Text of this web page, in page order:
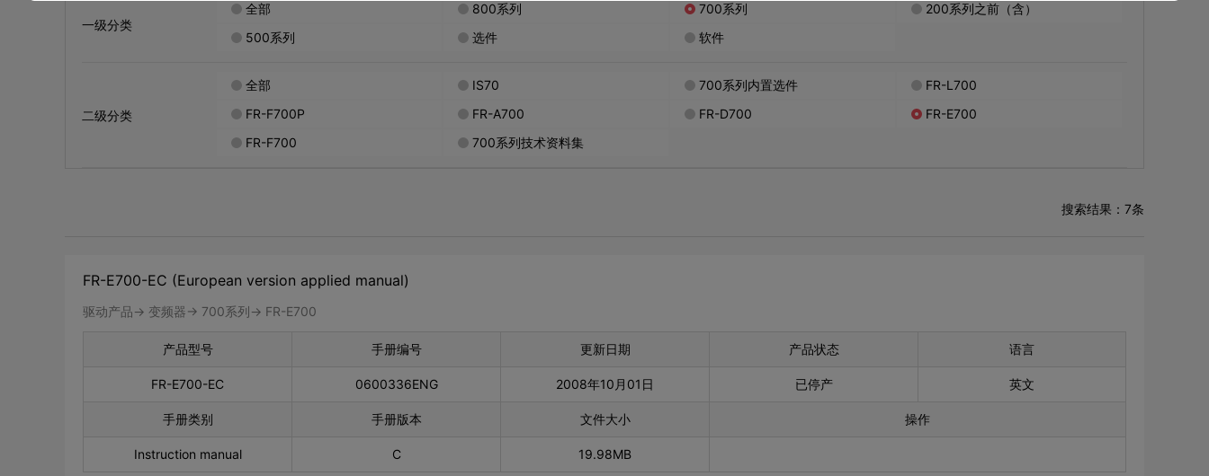
一级分类
全部 800系列 700系列
200系列之前（含）
500系列
选件 软件
二级分类
全部 IS70 700系列内置选件
FR-L700
FR-F700P
FR-A700 FR-D700
FR-E700
FR-F700
700系列技术资料集
搜索结果：7条
FR-E700-EC (European version applied manual)
驱动产品-> 变频器-> 700系列-> FR-E700
产品型号 手册编号 更新日期 产品状态 语言
FR-E700-EC 0600336ENG 2008年10月01日 已停产 英文
手册类别 手册版本 文件大小 操作
Instruction manual C 19.98MB